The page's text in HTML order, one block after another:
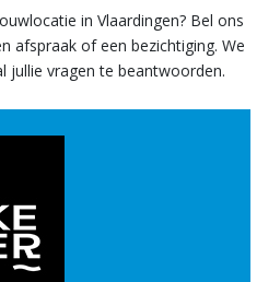
in Vlaardingen? Bel ons
afspraak of een bezichtiging. We
jullie vragen te beantwoorden.